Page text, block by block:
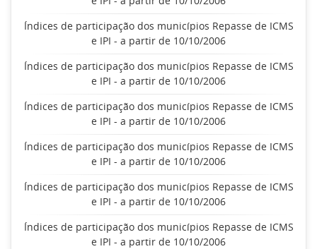
Índices de participação dos municípios Repasse de ICMS
e IPI - a partir de 10/10/2006
Índices de participação dos municípios Repasse de ICMS
e IPI - a partir de 10/10/2006
Índices de participação dos municípios Repasse de ICMS
e IPI - a partir de 10/10/2006
Índices de participação dos municípios Repasse de ICMS
e IPI - a partir de 10/10/2006
Índices de participação dos municípios Repasse de ICMS
e IPI - a partir de 10/10/2006
Índices de participação dos municípios Repasse de ICMS
e IPI - a partir de 10/10/2006